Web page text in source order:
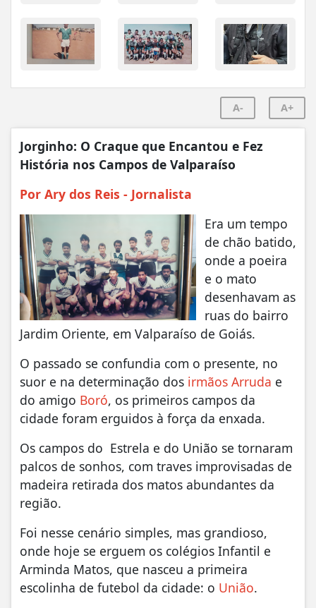
A- A+
Jorginho: O Craque que Encantou e Fez
História nos Campos de Valparaíso
Por Ary dos Reis - Jornalista
Era um tempo
de chão batido,
onde a poeira
e o mato
desenhavam as
ruas do bairro
Jardim Oriente, em Valparaíso de Goiás.
O passado se confundia com o presente, no
suor e na determinação dos irmãos Arruda e
do amigo Boró, os primeiros campos da
cidade foram erguidos à força da enxada.
Os campos do Estrela e do União se tornaram
palcos de sonhos, com traves improvisadas de
madeira retirada dos matos abundantes da
região.
Foi nesse cenário simples, mas grandioso,
onde hoje se erguem os colégios Infantil e
Arminda Matos, que nasceu a primeira
escolinha de futebol da cidade: o União.